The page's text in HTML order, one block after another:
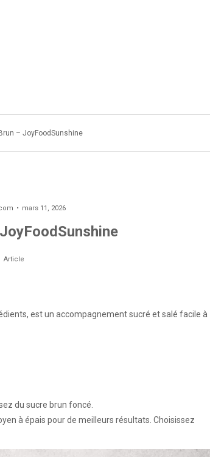
– JoyFoodSunshine
mars 11, 2026
Article
est un accompagnement sucré et salé facile à
du sucre brun foncé.
à épais pour de meilleurs résultats. Choisissez